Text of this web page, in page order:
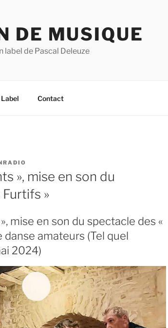
DE MUSIQUE
label de Pascal Deleuze
Label Contact
», mise en son du
»
mise en son du spectacle des «
danse amateurs (Tel quel
2024)